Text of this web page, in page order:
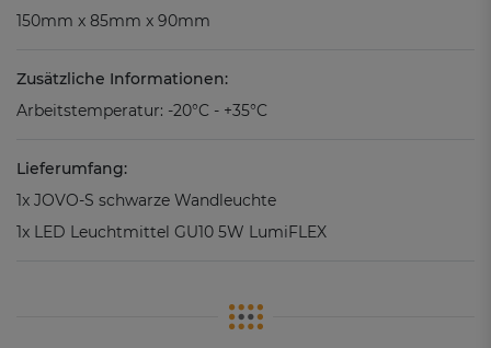
150mm x 85mm x 90mm
Zusätzliche Informationen:
Arbeitstemperatur: -20°C - +35°C
Lieferumfang:
1x JOVO-S schwarze Wandleuchte
1x LED Leuchtmittel GU10 5W LumiFLEX